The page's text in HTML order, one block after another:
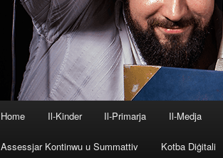
Home Il-Kinder Il-Primarja Il-Medja
Assessjar Kontinwu u Summattiv Kotba Diġitali